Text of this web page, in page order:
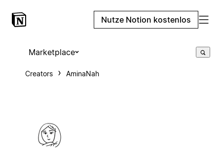
Nutze Notion kostenlos
Marketplace
Creators AminaNah